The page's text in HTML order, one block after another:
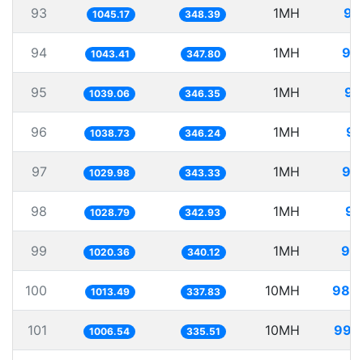
93 1045.17 348.39 1MH
94 1043.41 347.80 1MH
95 1039.06 346.35 1MH
96 1038.73 346.24 1MH
97 1029.98 343.33 1MH
98 1028.79 342.93 1MH
99 1020.36 340.12 1MH
100 1013.49 337.83 10MH
101 1006.54 335.51 10MH